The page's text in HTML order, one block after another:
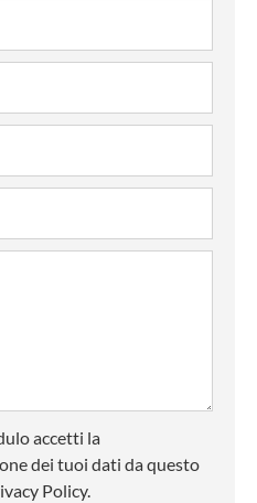
accetti la
dei tuoi dati da questo
Policy.